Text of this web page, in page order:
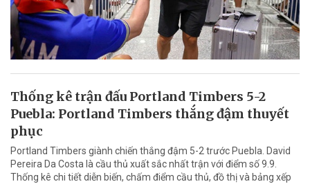
Thống kê trận đấu Portland Timbers 5-2
Puebla: Portland Timbers thắng đậm thuyết
phục
Portland Timbers giành chiến thắng đậm 5-2 trước Puebla. David
Pereira Da Costa là cầu thủ xuất sắc nhất trận với điểm số 9.9.
Thống kê chi tiết diễn biến, chấm điểm cầu thủ, đồ thị và bảng xếp